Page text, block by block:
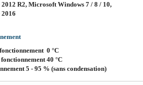
R2, Microsoft Windows 7 / 8 / 10,
0 °C
40 °C
5 - 95 % (sans condensation)